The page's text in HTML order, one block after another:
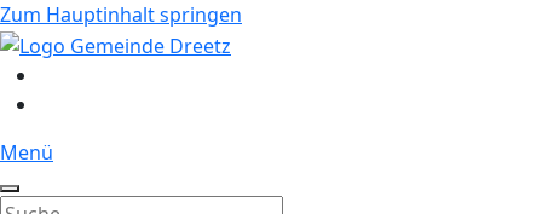
Zum Hauptinhalt springen
Menü